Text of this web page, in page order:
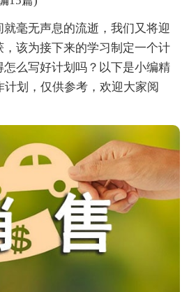
毫无声息的流逝，我们又将迎
该为接下来的学习制定一个计
么写好计划吗？以下是小编精
计划，仅供参考，欢迎大家阅